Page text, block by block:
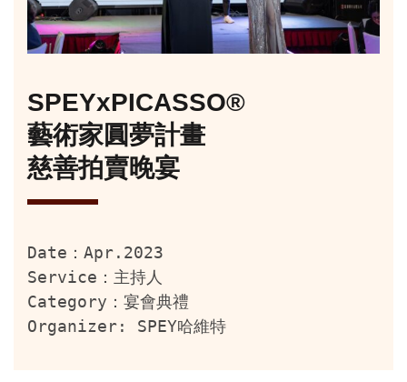
SPEYxPICASSO®
藝術家圓夢計畫
慈善拍賣晚宴
Date：Apr.2023
Service：主持人
Category：宴會典禮
Organizer: SPEY哈維特